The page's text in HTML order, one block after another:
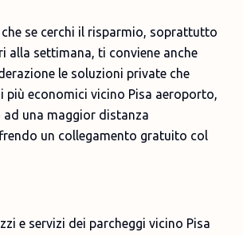
se cerchi il risparmio, soprattutto
alla settimana, ti conviene anche
le soluzioni private che
più economici vicino Pisa aeroporto,
ad una maggior distanza
un collegamento gratuito col
e servizi dei parcheggi vicino Pisa